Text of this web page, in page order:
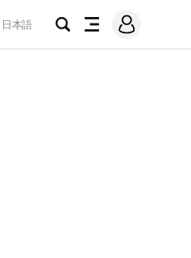
日本語
검
전
메
그